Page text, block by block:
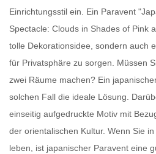
Einrichtungsstil ein. Ein Paravent
Spectacle: Clouds in Shades of Pink
tolle Dekorationsidee, sondern auch
für Privatsphäre zu sorgen. Müssen
zwei Räume machen? Ein
solchen Fall die ideale Lösung.
einseitig aufgedruckte Motiv mit
der orientalischen Kultur. Wenn Sie
leben, ist japanischer Paravent eine